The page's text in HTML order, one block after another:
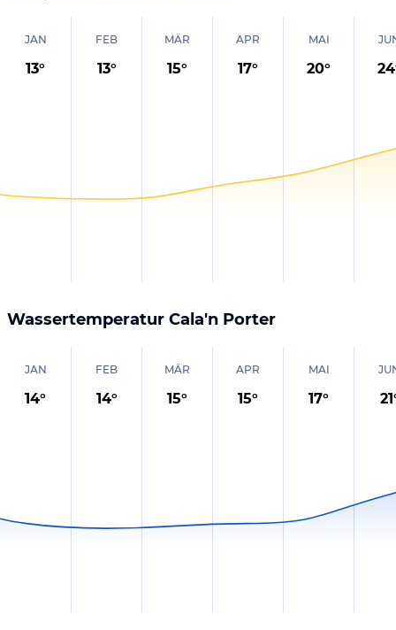
JAN
13°
FEB
13°
MÄR
15°
APR
17°
MAI
20° 24
Wassertemperatur Cala'n Porter
JAN
14°
FEB
14°
MÄR
15°
APR
15°
MAI
17° 21